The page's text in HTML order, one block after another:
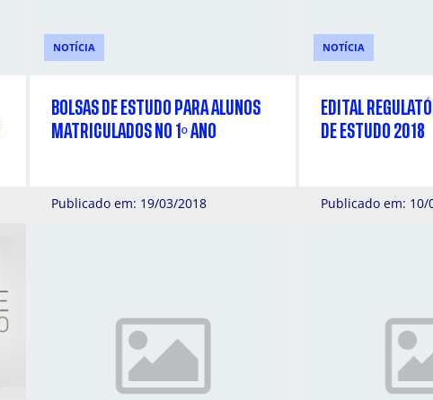
NOTÍCIA
BOLSAS DE ESTUDO PARA ALUNOS
MATRICULADOS NO 1º ANO
Publicado em: 19/03/2018
NOTÍCIA
EDITAL
DE ESTUDO 2018
Publicado em: 10/